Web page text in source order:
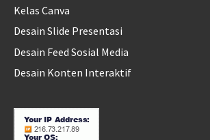
Kelas Canva
Desain Slide Presentasi
Desain Feed Sosial Media
Desain Konten Interaktif